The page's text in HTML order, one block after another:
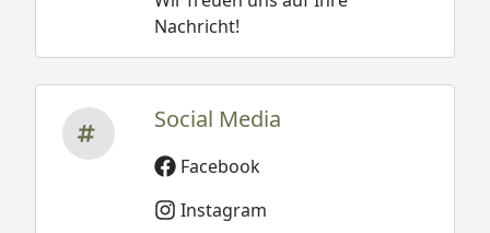
Nachricht!
Social Media
Facebook
Instagram